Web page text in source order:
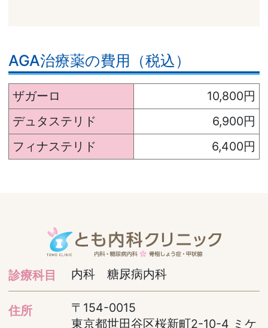
AGA治療薬の費用（税込）
ザガーロ
10,800円
デュタステリド
6,900円
フィナステリド
6,400円
診療科目 内科 糖尿病内科
住所
〒154-0015
東京都世田谷区桜新町2-10-4 ミケ